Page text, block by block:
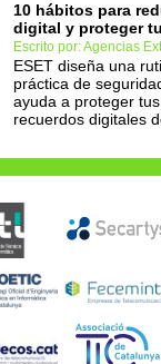
10 hábitos para
digital y proteger
Escrito por: Agencias
ESET diseña una
práctica de
ayuda a proteger
recuerdos digitales